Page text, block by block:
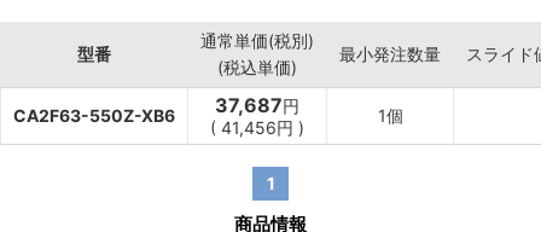
型番
通常単価(税別)
(税込単価)
最小発注数量 スライド
CA2F63-550Z-XB6 37,687円
( 41,456円 )
1個
1
商品情報